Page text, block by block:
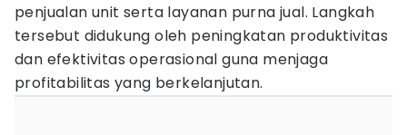
penjualan unit serta layanan purna jual. Langkah
tersebut didukung oleh peningkatan produktivitas
dan efektivitas operasional guna menjaga
profitabilitas yang berkelanjutan.